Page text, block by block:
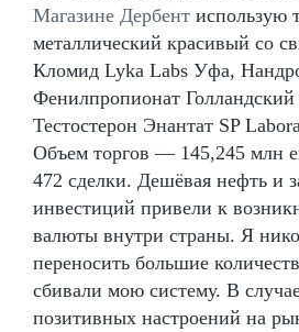
Магазине Дербент использую
металлический красивый со
Кломид Lyka Labs Уфа,
Фенилпропионат
Тестостерон Энантат SP
Объем торгов — 145,245 млн
472 сделки. Дешёвая нефть и
инвестиций привели к
валюты внутри страны. Я
переносить большие
сбивали мою систему. В
позитивных настроений на